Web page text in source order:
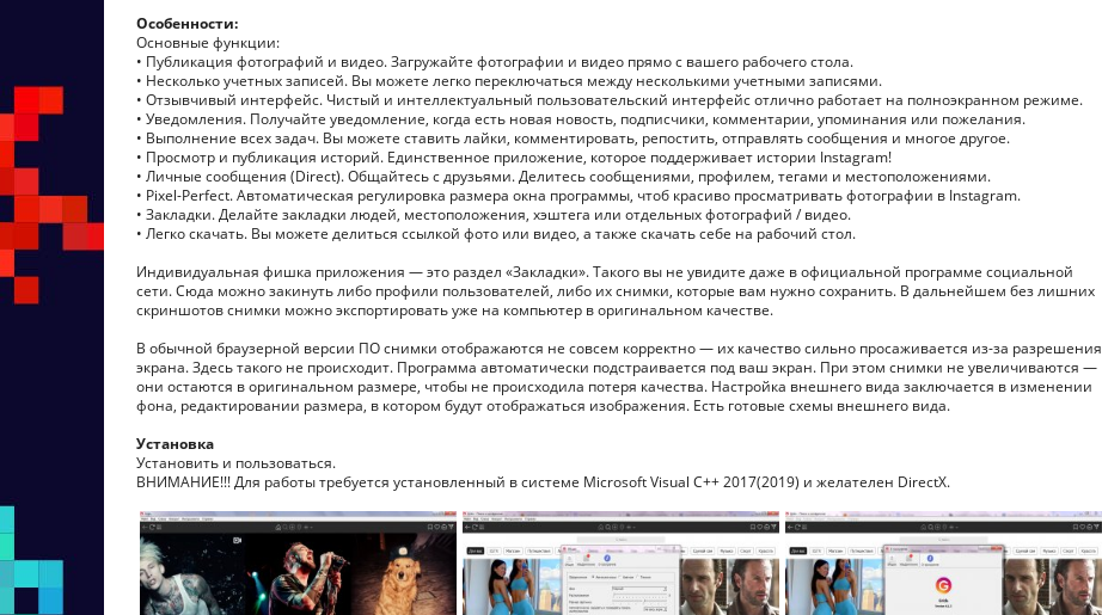
Особенности:
Основные функции:
• Публикация фотографий и видео. Загружайте фотографии и видео прямо с вашего рабочего стола.
• Несколько учетных записей. Вы можете легко переключаться между несколькими учетными записями.
• Отзывчивый интерфейс. Чистый и интеллектуальный пользовательский интерфейс отлично работает на полноэкранном режиме.
• Уведомления. Получайте уведомление, когда есть новая новость, подписчики, комментарии, упоминания или пожелания.
• Выполнение всех задач. Вы можете ставить лайки, комментировать, репостить, отправлять сообщения и многое другое.
• Просмотр и публикация историй. Единственное приложение, которое поддерживает истории Instagram!
• Личные сообщения (Direct). Общайтесь с друзьями. Делитесь сообщениями, профилем, тегами и местоположениями.
• Pixel-Perfect. Автоматическая регулировка размера окна программы, чтоб красиво просматривать фотографии в Instagram.
• Закладки. Делайте закладки людей, местоположения, хэштега или отдельных фотографий / видео.
• Легко скачать. Вы можете делиться ссылкой фото или видео, а также скачать себе на рабочий стол.
Индивидуальная фишка приложения — это раздел «Закладки». Такого вы не увидите даже в официальной программе социальной
сети. Сюда можно закинуть либо профили пользователей, либо их снимки, которые вам нужно сохранить. В дальнейшем без лишних
скриншотов снимки можно экспортировать уже на компьютер в оригинальном качестве.
В обычной браузерной версии ПО снимки отображаются не совсем корректно — их качество сильно просаживается из-за разрешения
экрана. Здесь такого не происходит. Программа автоматически подстраивается под ваш экран. При этом снимки не увеличиваются —
они остаются в оригинальном размере, чтобы не происходила потеря качества. Настройка внешнего вида заключается в изменении
фона, редактировании размера, в котором будут отображаться изображения. Есть готовые схемы внешнего вида.
Установка
Установить и пользоваться.
ВНИМАНИЕ!!! Для работы требуется установленный в системе Microsoft Visual C++ 2017(2019) и желателен DirectX.